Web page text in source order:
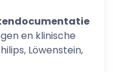
en klinische
Löwenstein,